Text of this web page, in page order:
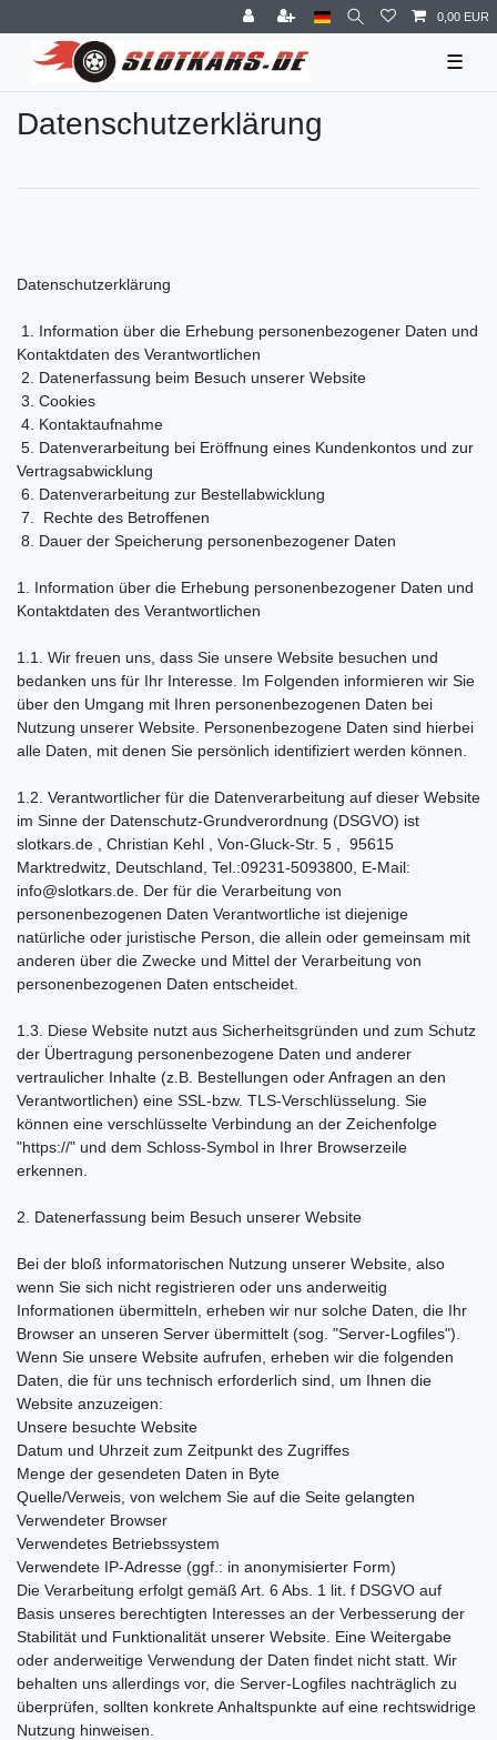
0,00 EUR
☰
Daten­schutz­erklärung
Datenschutzerklärung
1. Information über die Erhebung personenbezogener Daten und
Kontaktdaten des Verantwortlichen
2. Datenerfassung beim Besuch unserer Website
3. Cookies
4. Kontaktaufnahme
5. Datenverarbeitung bei Eröffnung eines Kundenkontos und zur
Vertragsabwicklung
6. Datenverarbeitung zur Bestellabwicklung
7. Rechte des Betroffenen
8. Dauer der Speicherung personenbezogener Daten
1. Information über die Erhebung personenbezogener Daten und
Kontaktdaten des Verantwortlichen
1.1. Wir freuen uns, dass Sie unsere Website besuchen und
bedanken uns für Ihr Interesse. Im Folgenden informieren wir Sie
über den Umgang mit Ihren personenbezogenen Daten bei
Nutzung unserer Website. Personenbezogene Daten sind hierbei
alle Daten, mit denen Sie persönlich identifiziert werden können.
1.2. Verantwortlicher für die Datenverarbeitung auf dieser Website
im Sinne der Datenschutz-Grundverordnung (DSGVO) ist
slotkars.de , Christian Kehl , Von-Gluck-Str. 5 , 95615
Marktredwitz, Deutschland, Tel.:09231-5093800, E-Mail:
info@slotkars.de. Der für die Verarbeitung von
personenbezogenen Daten Verantwortliche ist diejenige
natürliche oder juristische Person, die allein oder gemeinsam mit
anderen über die Zwecke und Mittel der Verarbeitung von
personenbezogenen Daten entscheidet.
1.3. Diese Website nutzt aus Sicherheitsgründen und zum Schutz
der Übertragung personenbezogene Daten und anderer
vertraulicher Inhalte (z.B. Bestellungen oder Anfragen an den
Verantwortlichen) eine SSL-bzw. TLS-Verschlüsselung. Sie
können eine verschlüsselte Verbindung an der Zeichenfolge
"https://" und dem Schloss-Symbol in Ihrer Browserzeile
erkennen.
2. Datenerfassung beim Besuch unserer Website
Bei der bloß informatorischen Nutzung unserer Website, also
wenn Sie sich nicht registrieren oder uns anderweitig
Informationen übermitteln, erheben wir nur solche Daten, die Ihr
Browser an unseren Server übermittelt (sog. "Server-Logfiles").
Wenn Sie unsere Website aufrufen, erheben wir die folgenden
Daten, die für uns technisch erforderlich sind, um Ihnen die
Website anzuzeigen:
Unsere besuchte Website
Datum und Uhrzeit zum Zeitpunkt des Zugriffes
Menge der gesendeten Daten in Byte
Quelle/Verweis, von welchem Sie auf die Seite gelangten
Verwendeter Browser
Verwendetes Betriebssystem
Verwendete IP-Adresse (ggf.: in anonymisierter Form)
Die Verarbeitung erfolgt gemäß Art. 6 Abs. 1 lit. f DSGVO auf
Basis unseres berechtigten Interesses an der Verbesserung der
Stabilität und Funktionalität unserer Website. Eine Weitergabe
oder anderweitige Verwendung der Daten findet nicht statt. Wir
behalten uns allerdings vor, die Server-Logfiles nachträglich zu
überprüfen, sollten konkrete Anhaltspunkte auf eine rechtswidrige
Nutzung hinweisen.